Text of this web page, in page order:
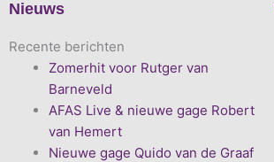
Nieuws
Recente berichten
Zomerhit voor Rutger van
Barneveld
AFAS Live & nieuwe gage Robert
van Hemert
Nieuwe gage Quido van de Graaf